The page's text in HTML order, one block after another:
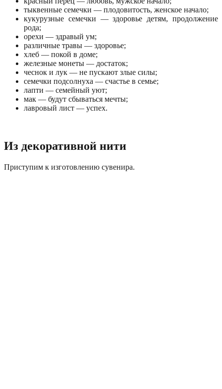
тыквенные семечки — плодовитость, женское начало;
кукурузные семечки — здоровье детям, продолжение
рода;
орехи — здравый ум;
различные травы — здоровье;
хлеб — покой в доме;
железные монеты — достаток;
чеснок и лук — не пускают злые силы;
семечки подсолнуха — счастье в семье;
лапти — семейный уют;
мак — будут сбываться мечты;
лавровый лист — успех.
Из декоративной нити
Приступим к изготовлению сувенира.